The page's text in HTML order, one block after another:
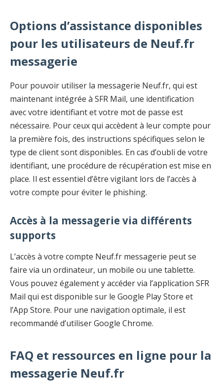
Options d’assistance disponibles
pour les utilisateurs de Neuf.fr
messagerie
Pour pouvoir utiliser la messagerie Neuf.fr, qui est
maintenant intégrée à SFR Mail, une identification
avec votre identifiant et votre mot de passe est
nécessaire. Pour ceux qui accèdent à leur compte pour
la première fois, des instructions spécifiques selon le
type de client sont disponibles. En cas d’oubli de votre
identifiant, une procédure de récupération est mise en
place. Il est essentiel d’être vigilant lors de l’accès à
votre compte pour éviter le phishing.
Accès à la messagerie via différents
supports
L’accès à votre compte Neuf.fr messagerie peut se
faire via un ordinateur, un mobile ou une tablette.
Vous pouvez également y accéder via l’application SFR
Mail qui est disponible sur le Google Play Store et
l’App Store. Pour une navigation optimale, il est
recommandé d’utiliser Google Chrome.
FAQ et ressources en ligne pour la
messagerie Neuf.fr